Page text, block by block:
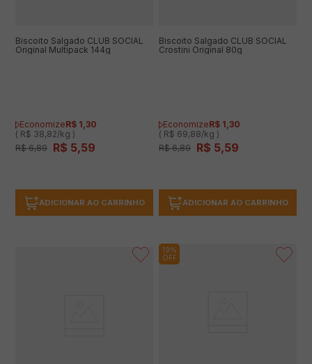
Biscoito Salgado CLUB SOCIAL
Original Multipack 144g
EconomizeR$ 1,30
( R$ 38,82/kg )
R$ 6,89 R$ 5,59
ADICIONAR AO CARRINHO
Biscoito Salgado CLUB SOCIAL
Crostini Original 80g
EconomizeR$ 1,30
( R$ 69,88/kg )
R$ 6,89 R$ 5,59
ADICIONAR AO CARRINHO
19%
OFF